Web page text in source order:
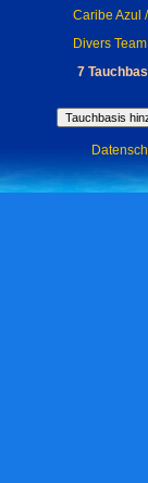
Caribe Azul
Divers
7